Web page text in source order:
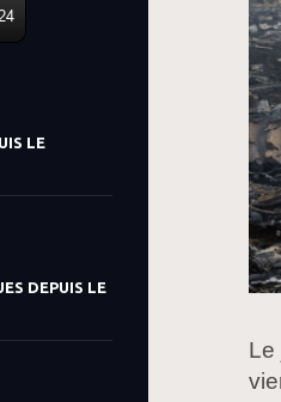
Le
LE
DEPUIS LE